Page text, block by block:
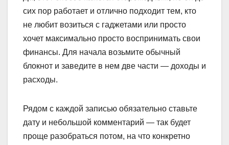
сих пор работает и отлично подходит тем, кто
не любит возиться с гаджетами или просто
хочет максимально просто воспринимать свои
финансы. Для начала возьмите обычный
блокнот и заведите в нем две части — доходы и
расходы.
Рядом с каждой записью обязательно ставьте
дату и небольшой комментарий — так будет
проще разобраться потом, на что конкретно